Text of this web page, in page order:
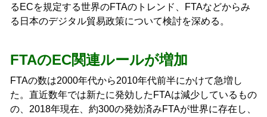
るECを規定する世界のFTAのトレンド、FTAなどからみ
る日本のデジタル貿易政策について検討を深める。
FTAのEC関連ルールが増加
FTAの数は2000年代から2010年代前半にかけて急増し
た。直近数年では新たに発効したFTAは減少しているもの
の、2018年現在、約300の発効済みFTAが世界に存在し、